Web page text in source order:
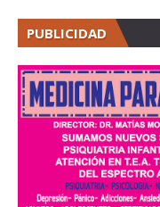
PUBLICIDAD